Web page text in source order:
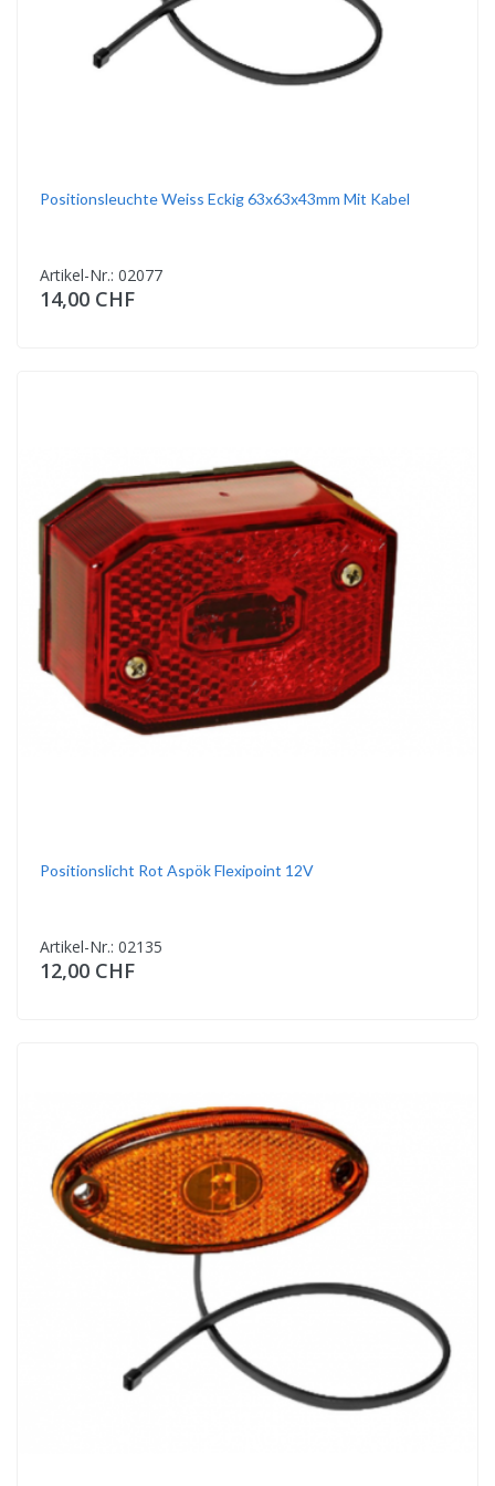
Positionsleuchte Weiss Eckig 63x63x43mm Mit Kabel
Artikel-Nr.: 02077
14,00 CHF
Positionslicht Rot Aspök Flexipoint 12V
Artikel-Nr.: 02135
12,00 CHF